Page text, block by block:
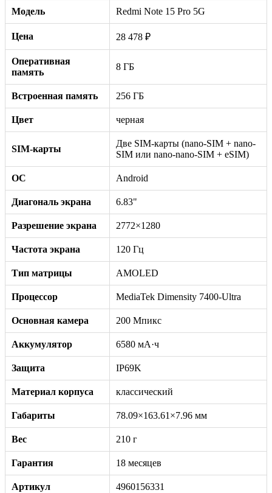
Модель Redmi Note 15 Pro 5G
Цена 28 478 ₽
Оперативная
память
8 ГБ
Встроенная память 256 ГБ
Цвет черная
SIM-карты
Две SIM-карты (nano-SIM + nano-
SIM или nano-nano-SIM + eSIM)
ОС Android
Диагональ экрана 6.83"
Разрешение экрана 2772×1280
Частота экрана 120 Гц
Тип матрицы AMOLED
Процессор MediaTek Dimensity 7400-Ultra
Основная камера 200 Мпикс
Аккумулятор 6580 мА·ч
Защита IP69K
Материал корпуса классический
Габариты 78.09×163.61×7.96 мм
Вес 210 г
Гарантия 18 месяцев
Артикул 4960156331